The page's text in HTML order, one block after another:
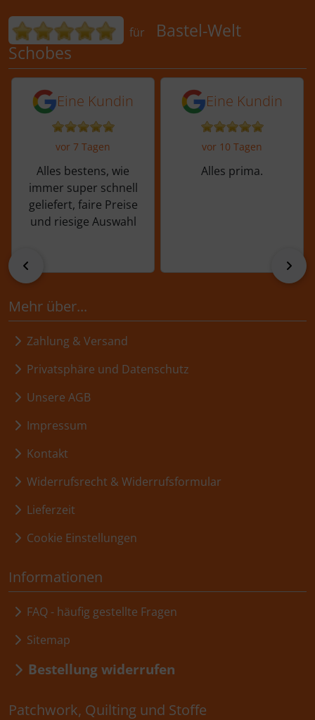
Bewertungen für Bastel-Welt
für
Bastel-Welt
Schobes
5 von 5 Sternen von einer Kundin vor
Eine Kundin
vor 7 Tagen
Alles bestens, wie
immer super schnell
geliefert, faire Preise
und riesige Auswahl
5 von 5 Sternen
Eine Kundin
vor 10 Tagen
Alles prima.
vor
Mehr über...
Zahlung & Versand
Privatsphäre und Datenschutz
Unsere AGB
Impressum
Kontakt
Widerrufsrecht & Widerrufsformular
Lieferzeit
Cookie Einstellungen
Informationen
FAQ - häufig gestellte Fragen
Sitemap
Bestellung widerrufen
Patchwork, Quilting und Stoffe